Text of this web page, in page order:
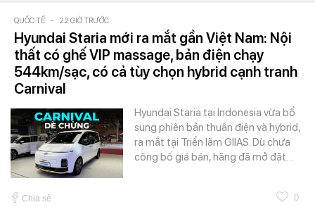
QUỐC TẾ - 22 GIỜ TRƯỚC
Hyundai Staria mới ra mắt gần Việt Nam: Nội
thất có ghế VIP massage, bản điện chạy
544km/sạc, có cả tùy chọn hybrid cạnh tranh
Carnival
Hyundai Staria tại Indonesia vừa bổ
sung phiên bản thuần điện và hybrid,
ra mắt tại Triển lãm GIIAS. Dù chưa
công bố giá bán, hãng đã mở đặt…
Chia sẻ 0